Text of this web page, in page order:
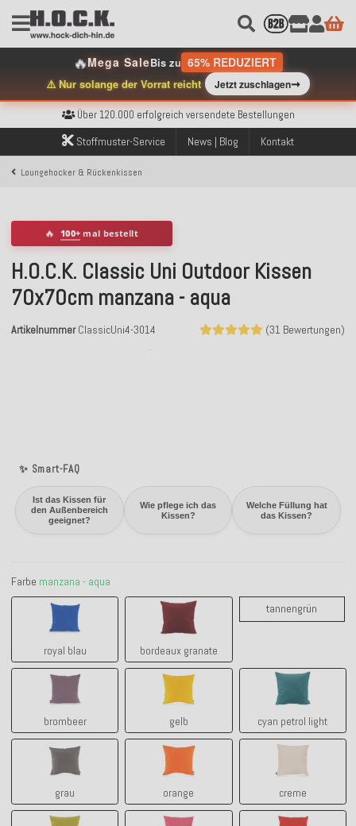
🔥Mega SaleBis zu 65% REDUZIERT
⚠️ Nur solange der Vorrat reicht Jetzt zuschlagen➞
Kostenloser Versand innerhalb Deutschlands ab 99€ Bestellwert
Über 120.000 erfolgreich versendete Bestellungen
Sicher bezahlen mit Klarna, PayPal & Amazon Pay
Kostenloser Versand innerhalb Deutschlands ab 99€ Bestellwert
Über 120.000 erfolgreich versendete Bestellungen
Sicher bezahlen mit Klarna, PayPal & Amazon Pay
Stoffmuster-Service News | Blog Kontakt
Loungehocker & Rückenkissen
✨ Smart-FAQ
Ist das Kissen für
den Außenbereich
geeignet?
Wie pflege ich das
Kissen?
Welche Füllung hat
das Kissen?
🔥 100+ mal bestellt
H.O.C.K. Classic Uni Outdoor Kissen
70x70cm manzana - aqua
(31 Bewertungen)
Artikelnummer ClassicUni4-3014
Farbe manzana - aqua
royal blau
royal blau
bordeaux granate
bordeaux granate tannengrün
brombeer
brombeer
gelb
gelb
cyan petrol light
cyan petrol
grau
grau
orange
orange
creme
creme
grün pink rot